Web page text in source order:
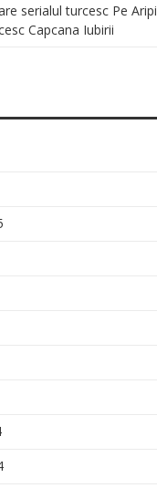
serialul turcesc Pe
Capcana Iubirii